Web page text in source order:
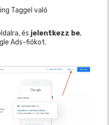
Taggel való
és jelentkezz be,
Ads-fiókot.